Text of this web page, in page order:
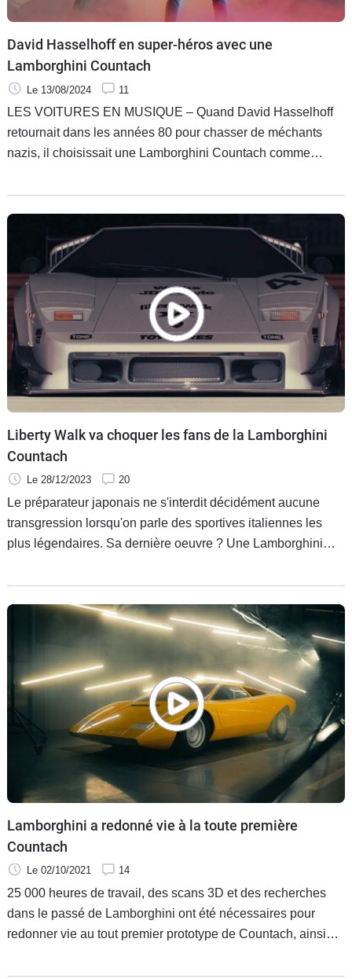
David Hasselhoff en super-héros avec une
Lamborghini Countach
Le 13/08/2024 11
LES VOITURES EN MUSIQUE – Quand David Hasselhoff
retournait dans les années 80 pour chasser de méchants
nazis, il choisissait une Lamborghini Countach comme
Liberty Walk va choquer les fans de la Lamborghini
Countach
Le 28/12/2023 20
Le préparateur japonais ne s'interdit décidément aucune
transgression lorsqu'on parle des sportives italiennes les
plus légendaires. Sa dernière oeuvre ? Une Lamborghini
Lamborghini a redonné vie à la toute première
Countach
Le 02/10/2021 14
25 000 heures de travail, des scans 3D et des recherches
dans le passé de Lamborghini ont été nécessaires pour
redonner vie au tout premier prototype de Countach, ainsi
rester anonyme.